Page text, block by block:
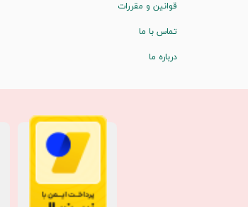
قوانین و مقررات
تماس با ما
درباره ما